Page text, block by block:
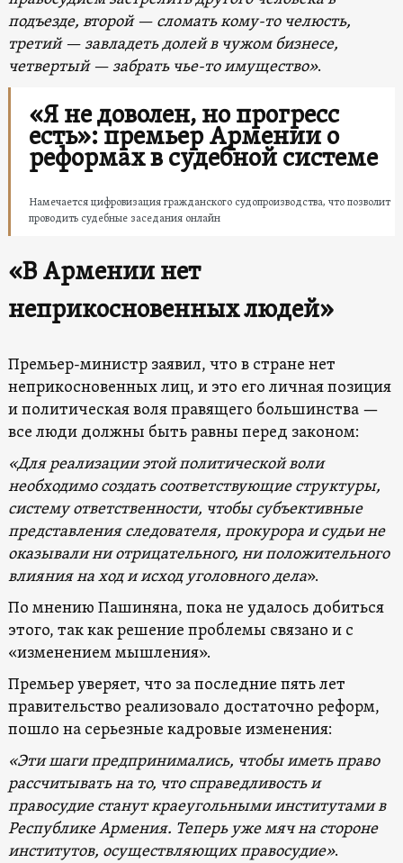
подъезде, второй — сломать кому-то челюсть,
третий — завладеть долей в чужом бизнесе,
четвертый — забрать чье-то имущество».
«Я не доволен, но прогресс
есть»: премьер Армении о
реформах в судебной системе
Намечается цифровизация гражданского судопроизводства, что позволит
проводить судебные заседания онлайн
«В Армении нет
неприкосновенных людей»
Премьер-министр заявил, что в стране нет
неприкосновенных лиц, и это его личная позиция
и политическая воля правящего большинства —
все люди должны быть равны перед законом:
«Для реализации этой политической воли
необходимо создать соответствующие структуры,
систему ответственности, чтобы субъективные
представления следователя, прокурора и судьи не
оказывали ни отрицательного, ни положительного
влияния на ход и исход уголовного дела».
По мнению Пашиняна, пока не удалось добиться
этого, так как решение проблемы связано и с
«изменением мышления».
Премьер уверяет, что за последние пять лет
правительство реализовало достаточно реформ,
пошло на серьезные кадровые изменения:
«Эти шаги предпринимались, чтобы иметь право
рассчитывать на то, что справедливость и
правосудие станут краеугольными институтами в
Республике Армения. Теперь уже мячна стороне
институтов, осуществляющих правосудие».